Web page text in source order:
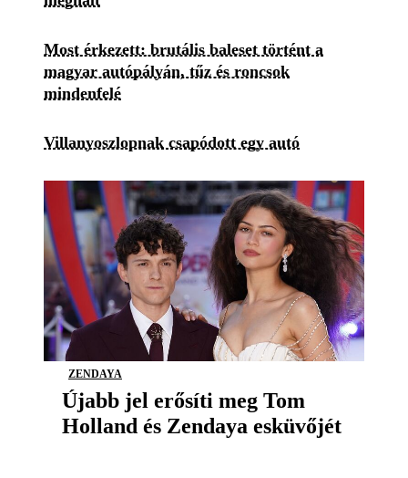
Most érkezett: brutális baleset történt a
magyar autópályán, tűz és roncsok
mindenfelé
Villanyoszlopnak csapódott egy autó
ZENDAYA
Újabb jel erősíti meg Tom
Holland és Zendaya esküvőjét